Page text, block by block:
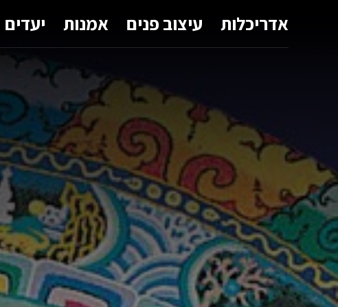
אדריכלות עיצוב פנים אמנות יעדים